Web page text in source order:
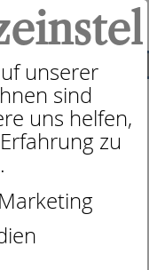
SUCHE
0
300
unserer
sind
uns helfen,
zu
Marketing